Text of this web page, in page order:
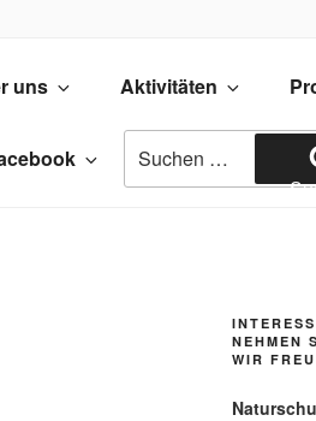
SÜDPFALZ
in der
uns Aktivitäten
nach:
NEHMEN
WIR